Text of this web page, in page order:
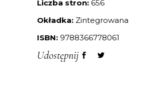
Liczba stron: 656
Okładka: Zintegrowana
ISBN: 9788366778061
Udostępnij